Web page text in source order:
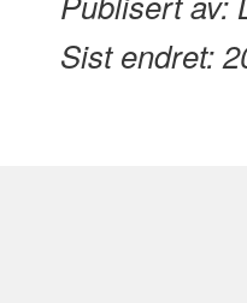
Sist endret: